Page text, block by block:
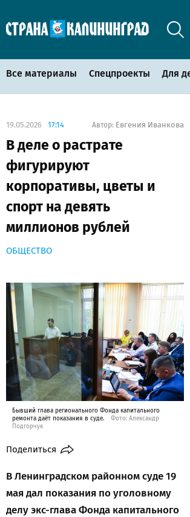
Все материалы Спецпроекты Для
19.05.2026 17:14 Автор: Евгения Иванкова
В деле о растрате
фигурируют
корпоративы, цветы и
спорт на девять
миллионов рублей
ОБЩЕСТВО
Бывший глава регионального Фонда капитального
ремонта даёт показания в суде.
Фото: Александр
Подгорчук
Поделиться
В Ленинградском районном суде 19
мая дал показания по уголовному
делу экс-глава Фонда капитального